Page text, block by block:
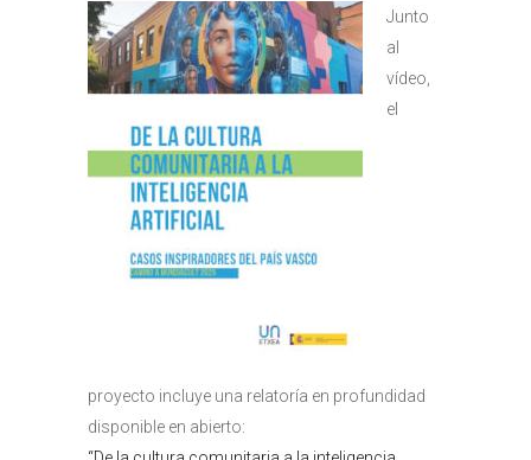
Junto
al
vídeo,
el
proyecto incluye una relatoría en profundidad
disponible en abierto: